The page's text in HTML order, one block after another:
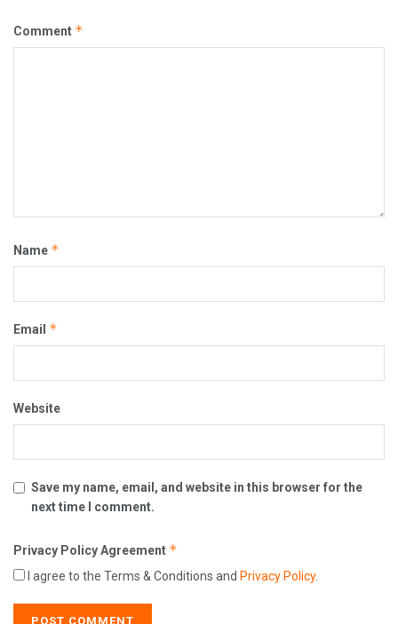
Comment *
Name *
Email *
Website
Save my name, email, and website in this browser for the
next time I comment.
Privacy Policy Agreement *
I agree to the Terms & Conditions and Privacy Policy.